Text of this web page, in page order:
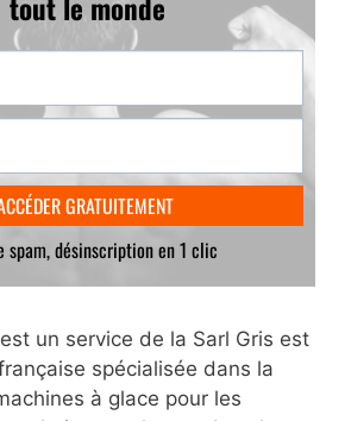
un service de la Sarl Gris est
spécialisée dans la
à glace pour les